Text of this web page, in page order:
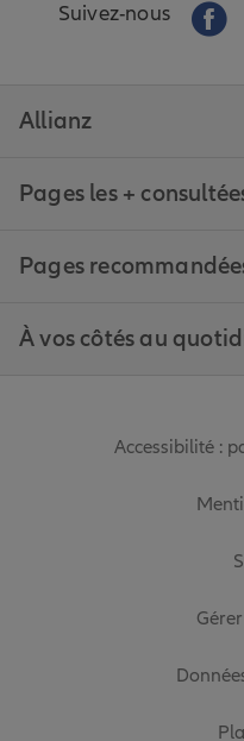
Suivez-nous
Allianz
Pages les +
Pages
À vos côtés au
Accessibilité :